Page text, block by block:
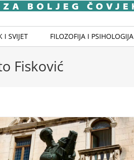
I SVIJET FILOZOFIJA I PSIHOLOGIJA
Fisković